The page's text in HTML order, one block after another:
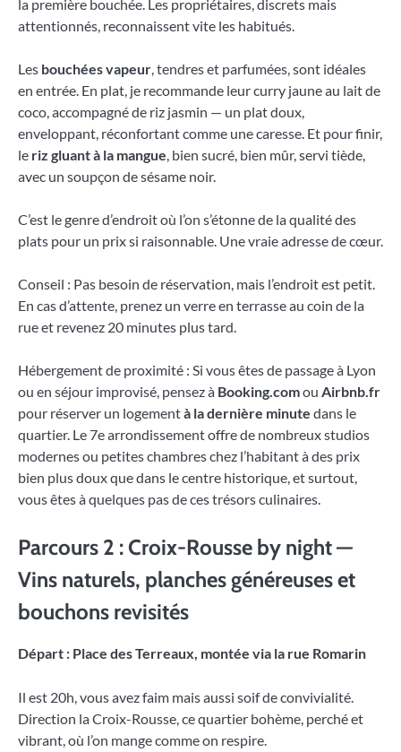
la première bouchée. Les propriétaires, discrets mais
attentionnés, reconnaissent vite les habitués.
Les bouchées vapeur, tendres et parfumées, sont idéales
en entrée. En plat, je recommande leur curry jaune au lait de
coco, accompagné de riz jasmin — un plat doux,
enveloppant, réconfortant comme une caresse. Et pour finir,
le riz gluant à la mangue, bien sucré, bien mûr, servi tiède,
avec un soupçon de sésame noir.
C’est le genre d’endroit où l’on s’étonne de la qualité des
plats pour un prix si raisonnable. Une vraie adresse de cœur.
Conseil : Pas besoin de réservation, mais l’endroit est petit.
En cas d’attente, prenez un verre en terrasse au coin de la
rue et revenez 20 minutes plus tard.
Hébergement de proximité : Si vous êtes de passage à Lyon
ou en séjour improvisé, pensez à Booking.comou Airbnb.fr
pour réserver un logementà la dernière minute dans le
quartier. Le 7e arrondissement offre de nombreux studios
modernes ou petites chambres chez l’habitant à des prix
bien plus doux que dans le centre historique, et surtout,
vous êtes à quelques pas de ces trésors culinaires.
Parcours 2 : Croix-Rousse by night —
Vins naturels, planches généreuses et
bouchons revisités
Départ : Place des Terreaux, montée via la rue Romarin
Il est 20h, vous avez faim mais aussi soif de convivialité.
Direction la Croix-Rousse, ce quartier bohème, perché et
vibrant, où l’on mange comme on respire.